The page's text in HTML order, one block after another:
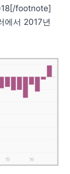
footnote]
에서 2017년